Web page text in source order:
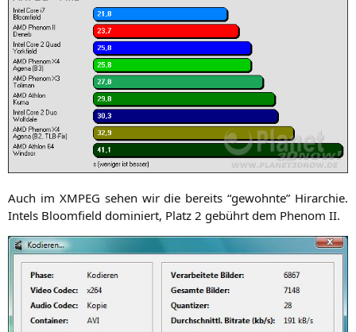
Auch im XMPEG sehen wir die bereits “gewohn­te” Hir­ar­chie.
Intels Bloom­field domi­niert, Platz 2 gebührt dem Phe­nom II.